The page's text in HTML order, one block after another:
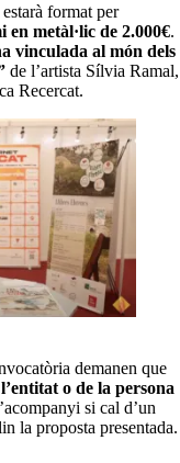
estarà format per
en metàl·lic de 2.000€.
vinculada al món dels
de l’artista Sílvia Ramal,
Recercat.
demanen que
o de la persona
si cal d’un
la proposta presentada.